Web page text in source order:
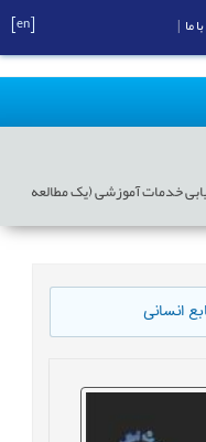
خدمات آموزشی (یک مطالعه
انسانی
ما